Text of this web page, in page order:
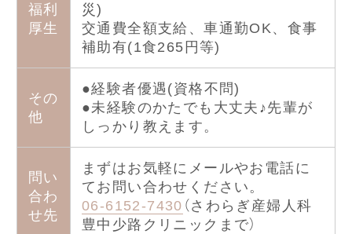
福利
厚生
災)
交通費全額支給、車通勤OK、食事
補助有(1食265円等)
その
他
●経験者優遇(資格不問)
●未経験のかたでも大丈夫♪先輩が
しっかり教えます。
問い
合わ
せ先
まずはお気軽にメールやお電話に
てお問い合わせください。
06-6152-7430 （さわらぎ産婦人科
豊中少路クリニックまで）